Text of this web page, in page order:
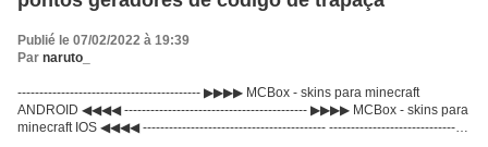
Publié le 07/02/2022 à 19:39
Par naruto_
------------------------------------------ ▶▶▶▶ MCBox - skins para minecraft
ANDROID ◀◀◀◀ ------------------------------------------ ▶▶▶▶ MCBox - skins para
minecraft IOS ◀◀◀◀ ------------------------------------------ --------------------------------